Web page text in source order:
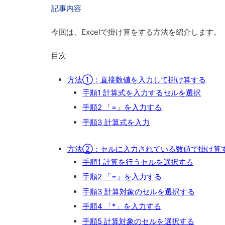
記事内容
今回は、 Excelで掛け算をする方法を紹介します。
目次
方法①：直接数値を入力して掛け算する
手順1 計算式を入力するセルを選択
手順2 「=」を入力する
手順3 計算式を入力
方法②：セルに入力されている数値で掛け算
手順1 計算を行うセルを選択する
手順2 「=」を入力する
手順3 計算対象のセルを選択する
手順4 「*」を入力する
手順5 計算対象のセルを選択する